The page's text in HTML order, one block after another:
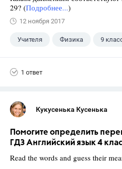
29? (Подробнее...)
12 ноября 2017
Учителя Физика 9
1 ответ
Кукусенька Кусенька
Помогите определить
ГДЗ Английский язык 4
Read the words and guess their